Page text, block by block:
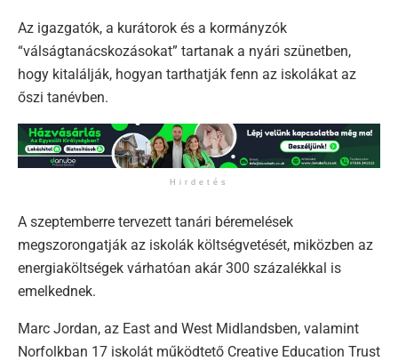
Az igazgatók, a kurátorok és a kormányzók
“válságtanácskozásokat” tartanak a nyári szünetben,
hogy kitalálják, hogyan tarthatják fenn az iskolákat az
őszi tanévben.
Hirdetés
A szeptemberre tervezett tanári béremelések
megszorongatják az iskolák költségvetését, miközben az
energiaköltségek várhatóan akár 300 százalékkal is
emelkednek.
Marc Jordan, az East and West Midlandsben, valamint
Norfolkban 17 iskolát működtető Creative Education Trust